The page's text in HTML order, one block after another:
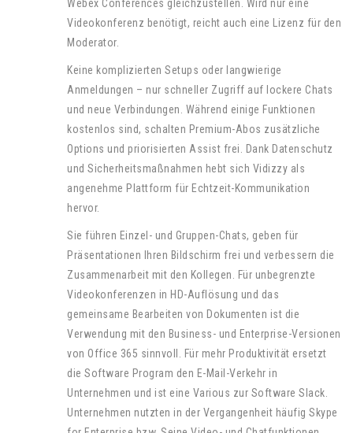
Webex Conferences gleichzustellen. Wird nur eine
Videokonferenz benötigt, reicht auch eine Lizenz für den
Moderator.
Keine komplizierten Setups oder langwierige
Anmeldungen – nur schneller Zugriff auf lockere Chats
und neue Verbindungen. Während einige Funktionen
kostenlos sind, schalten Premium-Abos zusätzliche
Options und priorisierten Assist frei. Dank Datenschutz
und Sicherheitsmaßnahmen hebt sich Vidizzy als
angenehme Plattform für Echtzeit-Kommunikation
hervor.
Sie führen Einzel- und Gruppen-Chats, geben für
Präsentationen Ihren Bildschirm frei und verbessern die
Zusammenarbeit mit den Kollegen. Für unbegrenzte
Videokonferenzen in HD-Auflösung und das
gemeinsame Bearbeiten von Dokumenten ist die
Verwendung mit den Business- und Enterprise-Versionen
von Office 365 sinnvoll. Für mehr Produktivität ersetzt
die Software Program den E-Mail-Verkehr in
Unternehmen und ist eine Various zur Software Slack.
Unternehmen nutzten in der Vergangenheit häufig Skype